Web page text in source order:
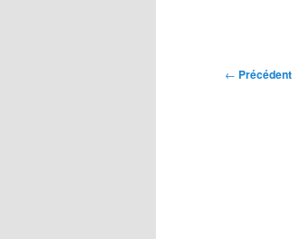
Navigation
← Précédent